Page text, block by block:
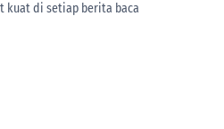
kuat di setiap berita baca